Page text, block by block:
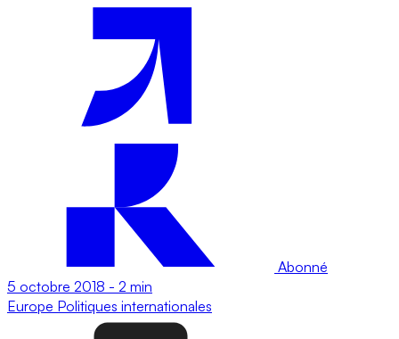
Abonné
5 octobre 2018 - 2 min
Europe Politiques internationales